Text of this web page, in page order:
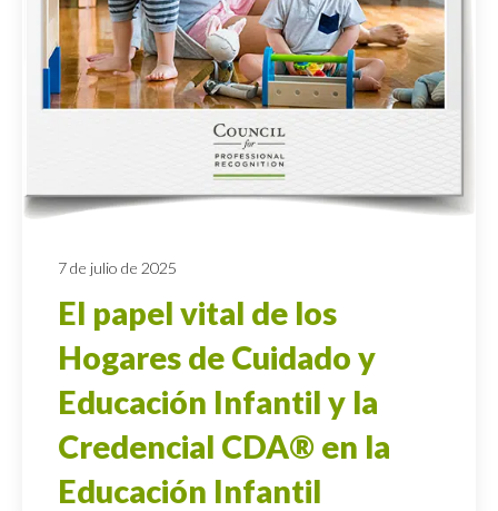
7 de julio de 2025
El papel vital de los
Hogares de Cuidado y
Educación Infantil y la
Credencial CDA® en la
Educación Infantil